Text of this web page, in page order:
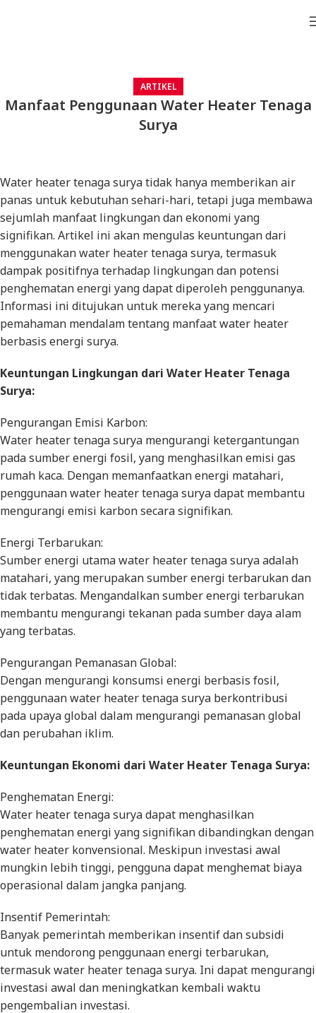
ARTIKEL
Manfaat Penggunaan Water Heater Tenaga
Surya
Water heater tenaga surya tidak hanya memberikan air
panas untuk kebutuhan sehari-hari, tetapi juga membawa
sejumlah manfaat lingkungan dan ekonomi yang
signifikan. Artikel ini akan mengulas keuntungan dari
menggunakan water heater tenaga surya, termasuk
dampak positifnya terhadap lingkungan dan potensi
penghematan energi yang dapat diperoleh penggunanya.
Informasi ini ditujukan untuk mereka yang mencari
pemahaman mendalam tentang manfaat water heater
berbasis energi surya.
Keuntungan Lingkungan dari Water Heater Tenaga
Surya:
Pengurangan Emisi Karbon:
Water heater tenaga surya mengurangi ketergantungan
pada sumber energi fosil, yang menghasilkan emisi gas
rumah kaca. Dengan memanfaatkan energi matahari,
penggunaan water heater tenaga surya dapat membantu
mengurangi emisi karbon secara signifikan.
Energi Terbarukan:
Sumber energi utama water heater tenaga surya adalah
matahari, yang merupakan sumber energi terbarukan dan
tidak terbatas. Mengandalkan sumber energi terbarukan
membantu mengurangi tekanan pada sumber daya alam
yang terbatas.
Pengurangan Pemanasan Global:
Dengan mengurangi konsumsi energi berbasis fosil,
penggunaan water heater tenaga surya berkontribusi
pada upaya global dalam mengurangi pemanasan global
dan perubahan iklim.
Keuntungan Ekonomi dari Water Heater Tenaga Surya:
Penghematan Energi:
Water heater tenaga surya dapat menghasilkan
penghematan energi yang signifikan dibandingkan dengan
water heater konvensional. Meskipun investasi awal
mungkin lebih tinggi, pengguna dapat menghemat biaya
operasional dalam jangka panjang.
Insentif Pemerintah:
Banyak pemerintah memberikan insentif dan subsidi
untuk mendorong penggunaan energi terbarukan,
termasuk water heater tenaga surya. Ini dapat mengurangi
investasi awal dan meningkatkan kembali waktu
pengembalian investasi.